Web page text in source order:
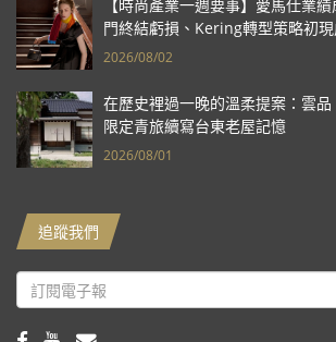
【時尚產業一週要事】愛馬仕業
門終結虧損、Kering轉型策略初
報亮眼
2026/08/02
在歷史裡過一晚的溫柔提案：雲
限定青旅續寫台東老屋記憶
2026/08/01
追蹤我們